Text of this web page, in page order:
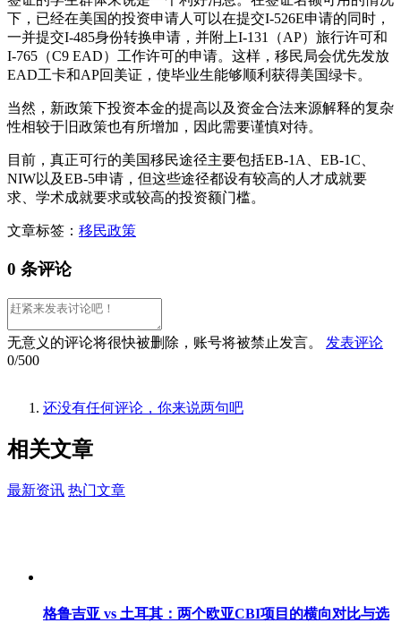
下，已经在美国的投资申请人可以在提交I-526E申请的同时，
一并提交I-485身份转换申请，并附上I-131（AP）旅行许可和
I-765（C9 EAD）工作许可的申请。这样，移民局会优先发放
EAD工卡和AP回美证，使毕业生能够顺利获得美国绿卡。
当然，新政策下投资本金的提高以及资金合法来源解释的复杂
性相较于旧政策也有所增加，因此需要谨慎对待。
目前，真正可行的美国移民途径主要包括EB-1A、EB-1C、
NIW以及EB-5申请，但这些途径都设有较高的人才成就要
求、学术成就要求或较高的投资额门槛。
文章标签： 移民政策
0 条评论
无意义的评论将很快被删除，账号将被禁止发言。
发表评论
0/500
还没有任何评论，你来说两句吧
相关文章
最新资讯 热门文章
格鲁吉亚 vs 土耳其：两个欧亚CBI项目的横向对比与选